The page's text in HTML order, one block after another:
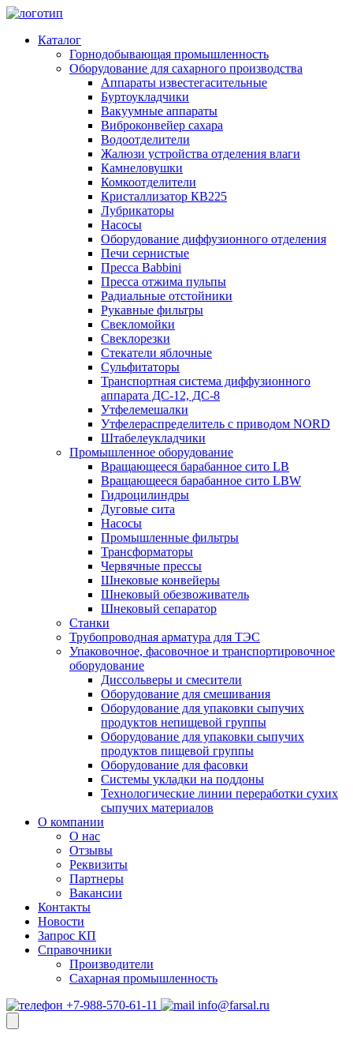
Каталог
Горнодобывающая промышленность
Оборудование для сахарного производства
Аппараты известегасительные
Буртоукладчики
Вакуумные аппараты
Виброконвейер сахара
Водоотделители
Жалюзи устройства отделения влаги
Камнеловушки
Комкоотделители
Кристаллизатор КВ225
Лубрикаторы
Насосы
Оборудование диффузионного отделения
Печи сернистые
Пресса Babbini
Пресса отжима пульпы
Радиальные отстойники
Рукавные фильтры
Свекломойки
Свеклорезки
Стекатели яблочные
Сульфитаторы
Транспортная система диффузионного
аппарата ДС-12, ДС-8
Утфелемешалки
Утфелераспределитель с приводом NORD
Штабелеукладчики
Промышленное оборудование
Вращающееся барабанное сито LB
Вращающееся барабанное сито LBW
Гидроцилиндры
Дуговые сита
Насосы
Промышленные фильтры
Трансформаторы
Червячные прессы
Шнековые конвейеры
Шнековый обезвоживатель
Шнековый сепаратор
Станки
Трубопроводная арматура для ТЭС
Упаковочное, фасовочное и транспортировочное
оборудование
Диссольверы и смесители
Оборудование для смешивания
Оборудование для упаковки сыпучих
продуктов непищевой группы
Оборудование для упаковки сыпучих
продуктов пищевой группы
Оборудование для фасовки
Системы укладки на поддоны
Технологические линии переработки сухих
сыпучих материалов
О компании
О нас
Отзывы
Реквизиты
Партнеры
Вакансии
Контакты
Новости
Запрос КП
Справочники
Производители
Сахарная промышленность
+7-988-570-61-11
info@farsal.ru